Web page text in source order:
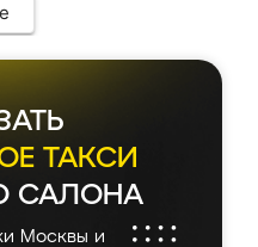
ТАКСИ
САЛОНА
Москвы и